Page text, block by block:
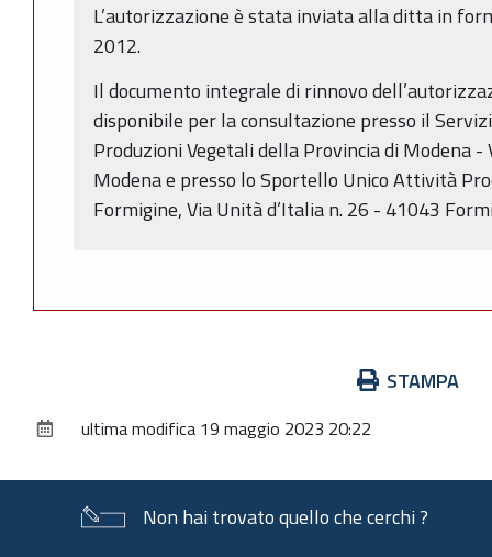
L’autorizzazione è stata inviata alla ditta in
2012.
Il documento integrale di rinnovo
disponibile per la consultazione presso il
Produzioni Vegetali della Provincia di Modena -
Modena e presso lo Sportello Unico Attività
Formigine, Via Unità d’Italia n. 26 - 41043
documento
STAMPA
ultima modifica 19 maggio 2023 20:22
Non hai trovato quello che cerchi ?